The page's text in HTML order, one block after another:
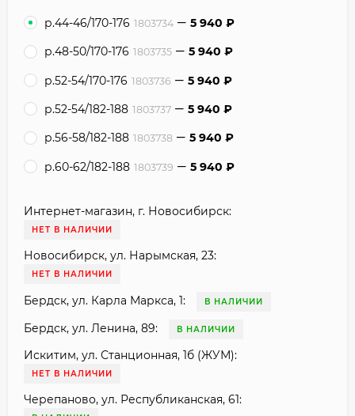
р.44-46/170-176 1803734 5 940 ₽
р.48-50/170-176 1803735 5 940 ₽
р.52-54/170-176 1803736 5 940 ₽
р.52-54/182-188 1803737 5 940 ₽
р.56-58/182-188 1803738 5 940 ₽
р.60-62/182-188 1803739 5 940 ₽
Интернет-магазин, г. Новосибирск:
НЕТ В НАЛИЧИИ
Новосибирск, ул. Нарымская, 23:
НЕТ В НАЛИЧИИ
Бердск, ул. Карла Маркса, 1: В НАЛИЧИИ
Бердск, ул. Ленина, 89: В НАЛИЧИИ
Искитим, ул. Станционная, 1б (ЖУМ):
НЕТ В НАЛИЧИИ
Черепаново, ул. Республиканская, 61: